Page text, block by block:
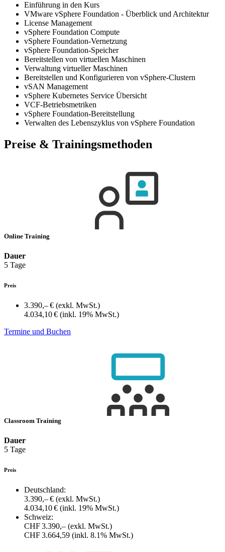
Einführung in den Kurs
VMware vSphere Foundation - Überblick und Architektur
License Management
vSphere Foundation Compute
vSphere Foundation-Vernetzung
vSphere Foundation-Speicher
Bereitstellen von virtuellen Maschinen
Verwaltung virtueller Maschinen
Bereitstellen und Konfigurieren von vSphere-Clustern
vSAN Management
vSphere Kubernetes Service Übersicht
VCF-Betriebsmetriken
vSphere Foundation-Bereitstellung
Verwalten des Lebenszyklus von vSphere Foundation
Preise & Trainingsmethoden
Online Training
Dauer
5 Tage
Preis
3.390,– € (exkl. MwSt.)
4.034,10 € (inkl. 19% MwSt.)
Termine und Buchen
Classroom Training
Dauer
5 Tage
Preis
Deutschland:
3.390,– € (exkl. MwSt.)
4.034,10 € (inkl. 19% MwSt.)
Schweiz:
CHF 3.390,– (exkl. MwSt.)
CHF 3.664,59 (inkl. 8.1% MwSt.)